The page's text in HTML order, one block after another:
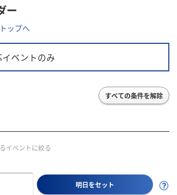
ー
ップへ
ベントのみ
すべての条件を解除
イベントに絞る
明日をセット